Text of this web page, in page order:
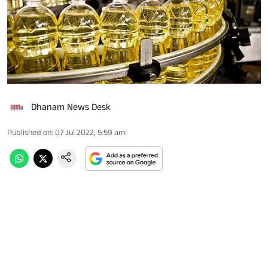
Dhanam News Desk
Published on: 07 Jul 2022, 5:59 am